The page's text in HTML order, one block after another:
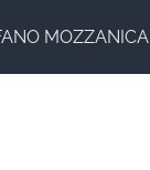
MOZZANICA